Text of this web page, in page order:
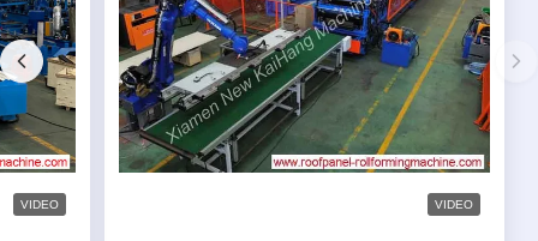
VIDEO
VIDEO